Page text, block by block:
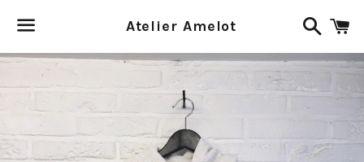
Menu
Atelier Amelot